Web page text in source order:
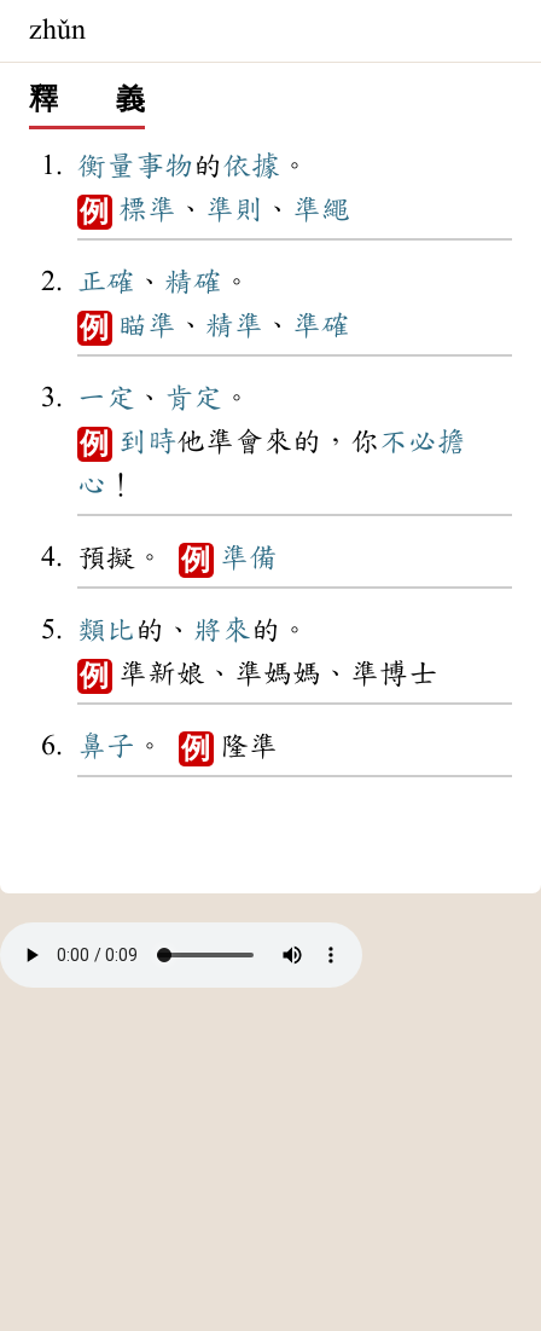
zhǔn
釋 義
衡量事物的依據 。
例 標準 、 準則 、 準繩
正確 、 精確 。
例 瞄準 、 精準 、 準確
一定 、 肯定 。
例 到時他準會來的，你不必擔
心 ！
預擬。 例 準備
類比 的、 將來的。
例 準新娘、準媽媽、準博士
鼻子 。 例 隆準